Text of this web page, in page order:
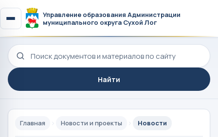
Управление образования Администрации
муниципального округа Сухой Лог
Поиск по сайту
Найти
Главная Новости и проекты Новости